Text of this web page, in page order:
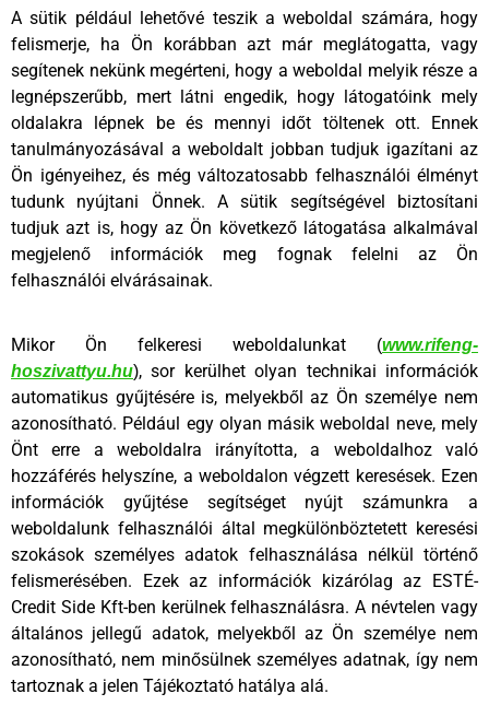
A sütik például lehetővé teszik a weboldal számára, hogy
felismerje, ha Ön korábban azt már meglátogatta, vagy
segítenek nekünk megérteni, hogy a weboldal melyik része a
legnépszerűbb, mert látni engedik, hogy látogatóink mely
oldalakra lépnek be és mennyi időt töltenek ott. Ennek
tanulmányozásával a weboldalt jobban tudjuk igazítani az
Ön igényeihez, és még változatosabb felhasználói élményt
tudunk nyújtani Önnek. A sütik segítségével biztosítani
tudjuk azt is, hogy az Ön következő látogatása alkalmával
megjelenő információk meg fognak felelni az Ön
felhasználói elvárásainak.
Mikor Ön felkeresi weboldalunkat (www.rifeng-
hoszivattyu.hu),sor kerülhet olyan technikai információk
automatikus gyűjtésére is, melyekből az Ön személye nem
azonosítható. Például egy olyan másik weboldal neve, mely
Önt erre a weboldalra irányította, a weboldalhoz való
hozzáférés helyszíne, a weboldalon végzett keresések. Ezen
információk gyűjtése segítséget nyújt számunkra a
weboldalunk felhasználói által megkülönböztetett keresési
szokások személyes adatok felhasználása nélkül történő
felismerésében. Ezek az információk kizárólag az ESTÉ-
Credit Side Kft-ben kerülnek felhasználásra. A névtelen vagy
általános jellegű adatok, melyekből az Ön személye nem
azonosítható, nem minősülnek személyes adatnak, így nem
tartoznak a jelen Tájékoztató hatálya alá.